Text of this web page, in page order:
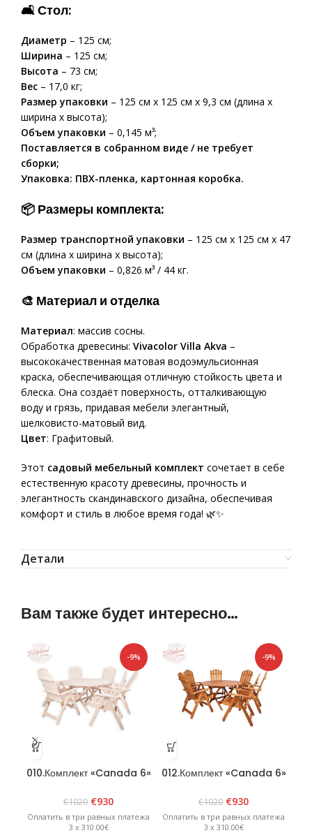
🛋Стол:
Диаметр – 125 см;
Ширина – 125 см;
Высота – 73 см;
Вес – 17,0 кг;
Размер упаковки – 125 см x 125 см x 9,3 см (длина x
ширина x высота);
Объем упаковки – 0,145 м³;
Поставляется в собранном виде / не требует
сборки;
Упаковка: ПВХ-пленка, картонная коробка.
📦 Размеры комплекта:
Размер транспортной упаковки – 125 см x 125 см x 47
см (длина x ширина x высота);
Объем упаковки – 0,826 м³ / 44 кг.
🎨 Материал и отделка
Материал: массив сосны.
Обработка древесины: Vivacolor Villa Akva –
высококачественная матовая водоэмульсионная
краска, обеспечивающая отличную стойкость цвета и
блеска. Она создаёт поверхность, отталкивающую
воду и грязь, придавая мебели элегантный,
шелковисто-матовый вид.
Цвет: Графитовый.
Этот садовый мебельный комплект сочетает в себе
естественную красоту древесины, прочность и
элегантность скандинавского дизайна, обеспечивая
комфорт и стиль в любое время года! 🌿✨
Детали
Вам также будет интересно…
-9%
010.Комплект «Canada 6»
€1020 €930
Оплатить в три равных платежа
3 x 310.00€
-9%
012.Комплект «Canada 6»
€1020 €930
Оплатить в три равных платежа
3 x 310.00€